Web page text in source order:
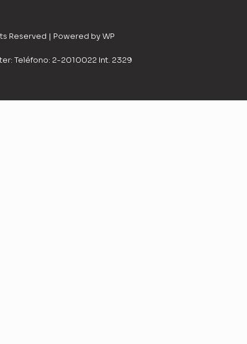
Reserved | Powered by WP
Teléfono: 2-2010022 Int. 2329